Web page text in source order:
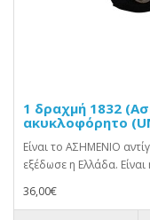
1 δραχμή 1832
ακυκλοφόρητο
Είναι το ΑΣΗΜΕΝΙΟ
εξέδωσε η Ελλάδα.
36,00€